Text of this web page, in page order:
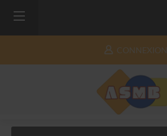
CONNEXION